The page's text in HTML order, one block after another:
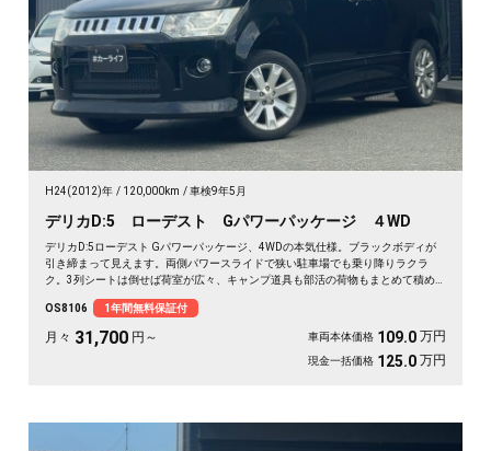
H24(2012)年 120,000km 車検9年5月
デリカD:5 ローデスト Gパワーパッケージ ４WD
デリカD:5ローデスト Gパワーパッケージ、4WDの本気仕様。ブラックボディが
引き締まって見えます。両側パワースライドで狭い駐車場でも乗り降りラクラ
ク。3列シートは倒せば荷室が広々、キャンプ道具も部活の荷物もまとめて積め
遠出も、これ一台で頼れる相棒に🚗✨💺🙌。安心して長く乗れる《1年保証付》で
す😊
OS8106 1年間無料保証付
月々 31,700 円～ 車両本体価格 109.0 万円
現金一括価格 125.0 万円